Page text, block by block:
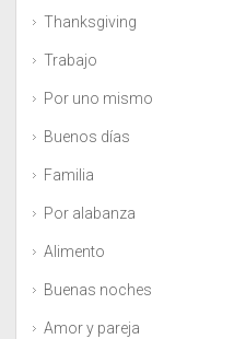
Thanksgiving
Trabajo
Por uno mismo
Buenos días
Familia
Por alabanza
Alimento
Buenas noches
Amor y pareja